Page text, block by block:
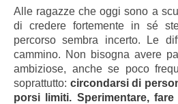
Alle ragazze che oggi sono a
di credere fortemente in sé
percorso sembra incerto. Le
cammino. Non bisogna avere
ambiziose, anche se poco
soprattutto: circondarsi di
porsi limiti. Sperimentare,